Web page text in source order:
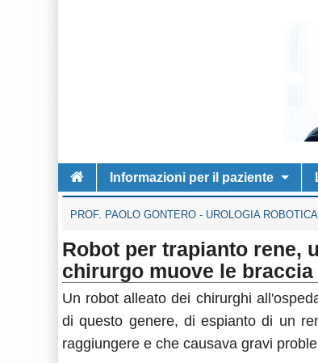
Informazioni per il paziente
PROF. PAOLO GONTERO - UROLOGIA
Robot per trapianto rene,
chirurgo muove le braccia
Un robot alleato dei chirurghi
di questo genere, di espianto di un
raggiungere e che causava gravi